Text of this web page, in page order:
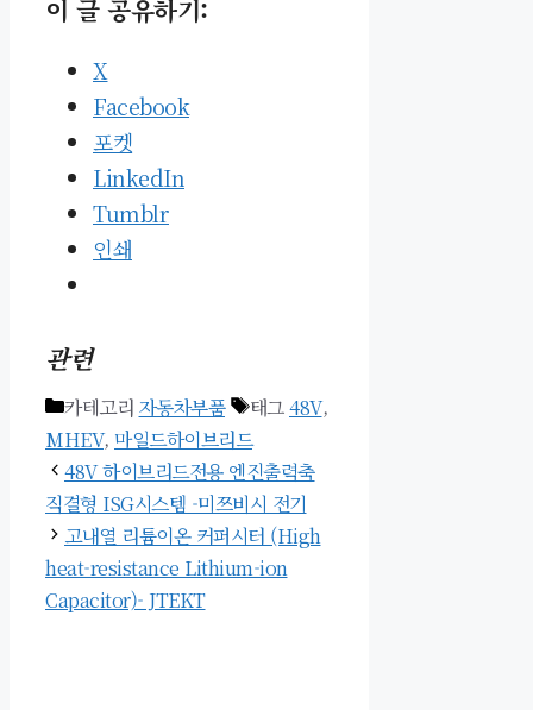
이 글 공유하기:
X
Facebook
포켓
LinkedIn
Tumblr
인쇄
관련
카테고리 자동차부품 태그48V,
MHEV, 마일드하이브리드
48V 하이브리드전용 엔진출력축
직결형 ISG시스템 -미쯔비시 전기
고내열 리튬이온 커퍼시터 (High
heat-resistance Lithium-ion
Capacitor)- JTEKT